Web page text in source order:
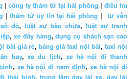
| công ty thám tử tại hải phòng | điều tra
|thám tử uy tín tại hải phòng | tư vấn
đỏ, luật sư bào chữa, luật sư tranh
,xe đẩy hàng,dụng cụ khách sạn cao
bài giá rẻ, bảng giá taxi nội bài, taxi nội
bay,xe du lịch, xe hà nội đi thanh
, xe hà nội đi nam định,xe hà nội đi
thái bình, trung tâm dạy lái xe, dạy lái